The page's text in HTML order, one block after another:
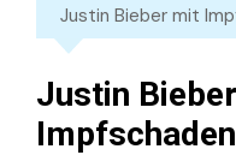
Justin Bieber mit
Justin